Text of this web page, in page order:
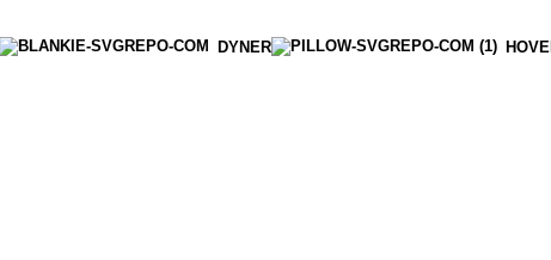
DYNER